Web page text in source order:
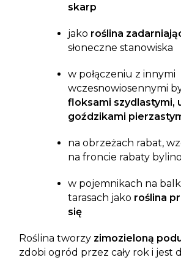
skarp
jako roślina
słoneczne stanowiska
w połączeniu z innymi
wczesnowiosennymi
floksami szydlastymi,
goździkami
na obrzeżach rabat,
na froncie rabaty
w pojemnikach na
tarasach jako roślina
się
Roślina tworzy zimozieloną
zdobi ogród przez cały rok i jest